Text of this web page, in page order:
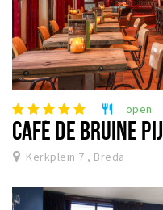
restaurant open
CAFÉ DE BRUINE PIJ
Kerkplein 7 , Breda